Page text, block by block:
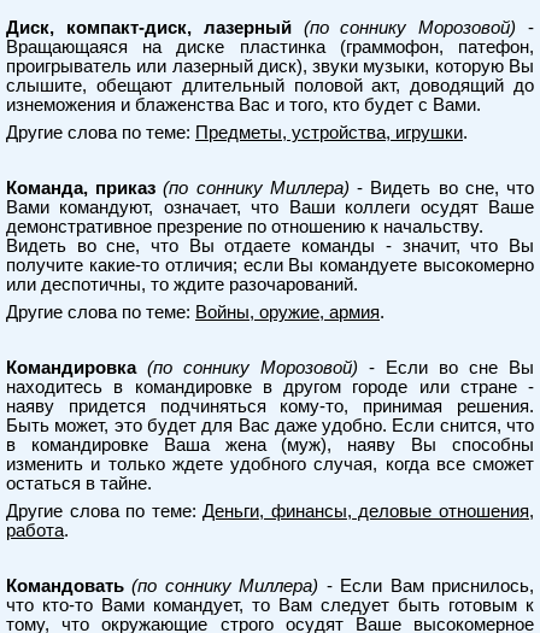
Диск, компакт-диск, лазерный (по соннику Морозовой) -
Вращающаяся на диске пластинка (граммофон, патефон,
проигрыватель или лазерный диск), звуки музыки, которую Вы
слышите, обещают длительный половой акт, доводящий до
изнеможения и блаженства Вас и того, кто будет с Вами.
Другие слова по теме: Предметы, устройства, игрушки.
Команда, приказ (по соннику Миллера) - Видеть во сне, что
Вами командуют, означает, что Ваши коллеги осудят Ваше
демонстративное презрение по отношению к начальству.
Видеть во сне, что Вы отдаете команды - значит, что Вы
получите какие-то отличия; если Вы командуете высокомерно
или деспотичны, то ждите разочарований.
Другие слова по теме: Войны, оружие, армия.
Командировка (по соннику Морозовой) - Если во сне Вы
находитесь в командировке в другом городе или стране -
наяву придется подчиняться кому-то, принимая решения.
Быть может, это будет для Вас даже удобно. Если снится, что
в командировке Ваша жена (муж), наяву Вы способны
изменить и только ждете удобного случая, когда все сможет
остаться в тайне.
Другие слова по теме:Деньги, финансы, деловые отношения,
работа.
Командовать (по соннику Миллера) - Если Вам приснилось,
что кто-то Вами командует, то Вам следует быть готовым к
тому, что окружающие строго осудят Ваше высокомерное